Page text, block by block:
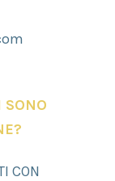
SONO
CON